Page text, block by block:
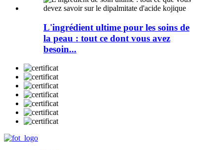
L'ingrédient ultime pour les soins de
la peau : tout ce dont vous avez
besoin...